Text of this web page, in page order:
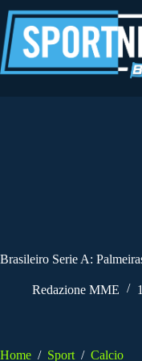
al
contenuto
Brasileiro Serie A:
Redazione MME
Home / Sport / Calcio